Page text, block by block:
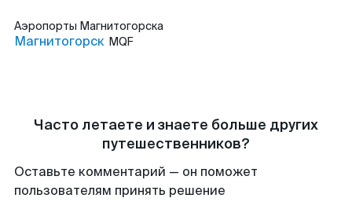
Аэропорты Магнитогорска
Магнитогорск MQF
Часто летаете и знаете больше других
путешественников?
Оставьте комментарий — он поможет
пользователям принять решение